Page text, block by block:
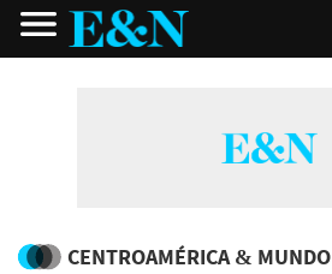
CENTROAMÉRICA & MUNDO